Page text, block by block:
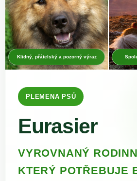
Klidný, přátelský a pozorný výraz
PLEMENA PSŮ
Eurasier
VYROVNANÝ
KTERÝ POTŘEBUJE